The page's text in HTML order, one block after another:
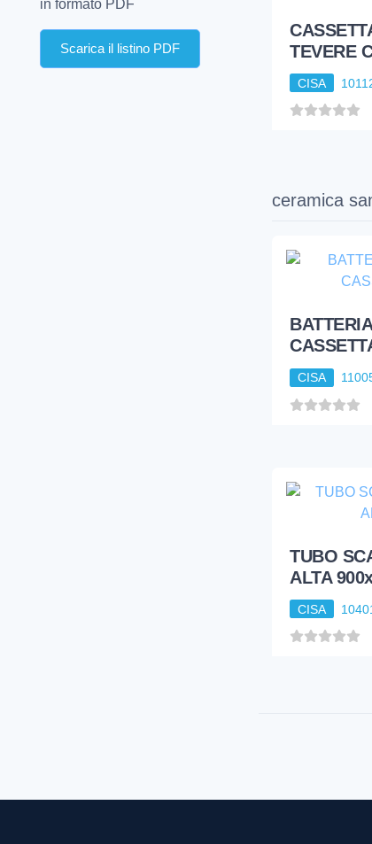
in formato PDF
Scarica il listino PDF
TEVERE
CISA
ceramica
CISA
TUBO
ALTA
CISA